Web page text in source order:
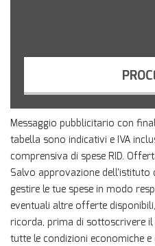
Contattaci
Messaggio pubblicitario con
tabella sono indicativi e IVA
comprensiva di spese RID.
Salvo approvazione dell'istituto
gestire le tue spese in modo
eventuali altre offerte
ricorda, prima di sottoscrivere
tutte le condizioni economiche